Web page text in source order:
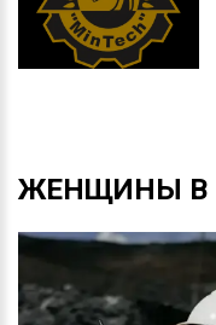
ЖЕНЩИНЫ В